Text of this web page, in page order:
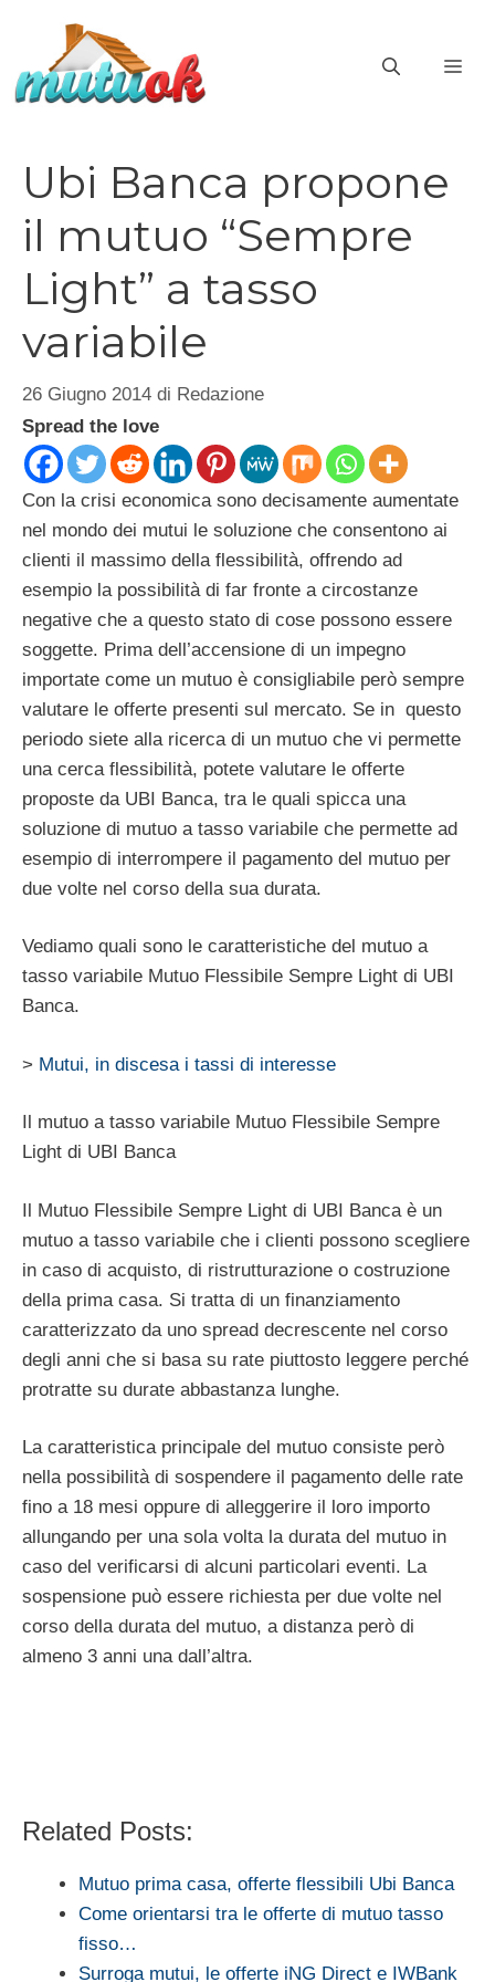
contenuto
Ubi Banca propone
il mutuo “Sempre
Light” a tasso
variabile
26 Giugno 2014 di Redazione
Spread the love
Con la crisi economica sono decisamente aumentate
nel mondo dei mutui le soluzione che consentono ai
clienti il massimo della flessibilità, offrendo ad
esempio la possibilità di far fronte a circostanze
negative che a questo stato di cose possono essere
soggette. Prima dell’accensione di un impegno
importate come un mutuo è consigliabile però sempre
valutare le offerte presenti sul mercato. Se in questo
periodo siete alla ricerca di un mutuo che vi permette
una cerca flessibilità, potete valutare le offerte
proposte da UBI Banca, tra le quali spicca una
soluzione di mutuo a tasso variabile che permette ad
esempio di interrompere il pagamento del mutuo per
due volte nel corso della sua durata.
Vediamo quali sono le caratteristiche del mutuo a
tasso variabile Mutuo Flessibile Sempre Light di UBI
Banca.
> Mutui, in discesa i tassi di interesse
Il mutuo a tasso variabile Mutuo Flessibile Sempre
Light di UBI Banca
Il Mutuo Flessibile Sempre Light di UBI Banca è un
mutuo a tasso variabile che i clienti possono scegliere
in caso di acquisto, di ristrutturazione o costruzione
della prima casa. Si tratta di un finanziamento
caratterizzato da uno spread decrescente nel corso
degli anni che si basa su rate piuttosto leggere perché
protratte su durate abbastanza lunghe.
La caratteristica principale del mutuo consiste però
nella possibilità di sospendere il pagamento delle rate
fino a 18 mesi oppure di alleggerire il loro importo
allungando per una sola volta la durata del mutuo in
caso del verificarsi di alcuni particolari eventi. La
sospensione può essere richiesta per due volte nel
corso della durata del mutuo, a distanza però di
almeno 3 anni una dall’altra.
Related Posts:
Mutuo prima casa, offerte flessibili Ubi Banca
Come orientarsi tra le offerte di mutuo tasso
fisso…
Surroga mutui, le offerte iNG Direct e IWBank